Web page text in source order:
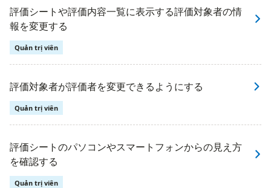
評価シートや評価内容一覧に表示する評価対象者の情
報を変更する
Quản trị viên
評価対象者が評価者を変更できるようにする
Quản trị viên
評価シートのパソコンやスマートフォンからの見え方
を確認する
Quản trị viên